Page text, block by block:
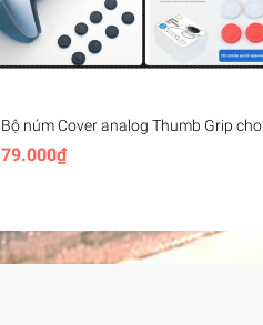
Bộ núm Cover analog Thumb Grip cho
PS4 PS5 XBox
79.000₫